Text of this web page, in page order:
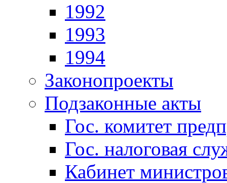
1992
1993
1994
Законопроекты
Подзаконные акты
Гос. комитет
Гос. налоговая
Кабинет